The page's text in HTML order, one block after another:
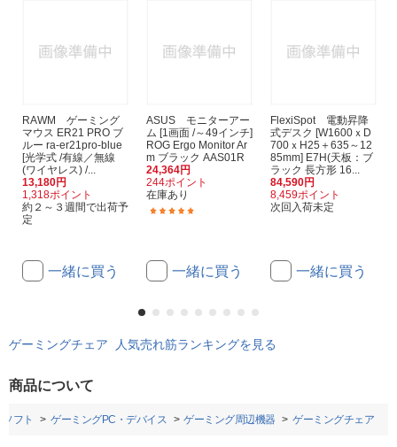
RAWM ゲーミング
マウス ER21 PRO ブ
ルー ra-er21pro-blue
[光学式 /有線／無線
(ワイヤレス) /...
13,180円
1,318ポイント
約２～３週間で出荷予
定
一緒に買う
ASUS モニターアー
ム [1画面 /～49インチ]
ROG Ergo Monitor Ar
m ブラック AAS01R
24,364円
244ポイント
在庫あり
一緒に買う
FlexiSpot 電動昇降
式デスク [W1600ｘD
700ｘH25＋635～12
85mm] E7H(天板：ブ
ラック 長方形 16...
84,590円
8,459ポイント
次回入荷未定
一緒に買う
ゲーミングチェア 人気売れ筋ランキングを見る
商品について
フト ゲーミングPC・デバイス ゲーミング周辺機器 ゲーミングチェア